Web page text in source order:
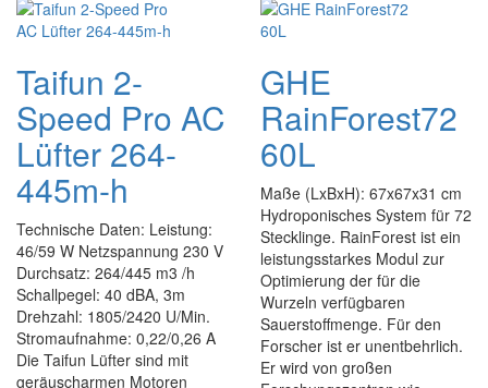
Taifun 2-
Speed Pro AC
Lüfter 264-
445m-h
Technische Daten: Leistung:
46/59 W Netzspannung 230 V
Durchsatz: 264/445 m3 /h
Schallpegel: 40 dBA, 3m
Drehzahl: 1805/2420 U/Min.
Stromaufnahme: 0,22/0,26 A
Die Taifun Lüfter sind mit
geräuscharmen Motoren
GHE
RainForest72
60L
Maße (LxBxH): 67x67x31 cm
Hydroponisches System für 72
Stecklinge. RainForest ist ein
leistungsstarkes Modul zur
Optimierung der für die
Wurzeln verfügbaren
Sauerstoffmenge. Für den
Forscher ist er unentbehrlich.
Er wird von großen